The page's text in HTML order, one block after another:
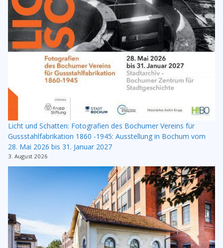
Licht und Schatten: Fotografien des Bochumer Vereins für
Gussstahlfabrikation 1860 -1945: Ausstellung in Bochum vom
28. Mai 2026 bis 31. Januar 2027
3. August 2026